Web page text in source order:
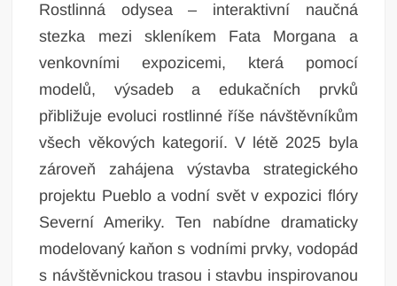
Rostlinná odysea – interaktivní naučná
stezka mezi skleníkem Fata Morgana a
venkovními expozicemi, která pomocí
modelů, výsadeb a edukačních prvků
přibližuje evoluci rostlinné říše návštěvníkům
všech věkových kategorií. V létě 2025 byla
zároveň zahájena výstavba strategického
projektu Pueblo a vodní svět v expozici flóry
Severní Ameriky. Ten nabídne dramaticky
modelovaný kaňon s vodními prvky, vodopád
s návštěvnickou trasou i stavbu inspirovanou